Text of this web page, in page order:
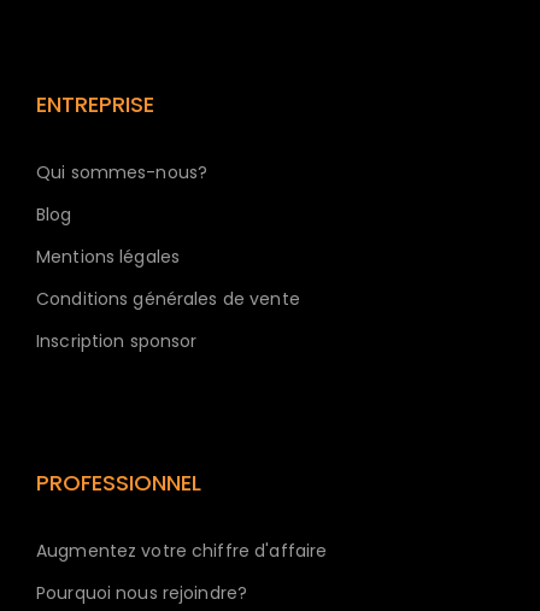
ENTREPRISE
Qui sommes-nous?
Blog
Mentions légales
Conditions générales de vente
Inscription sponsor
PROFESSIONNEL
Augmentez votre chiffre d'affaire
Pourquoi nous rejoindre?